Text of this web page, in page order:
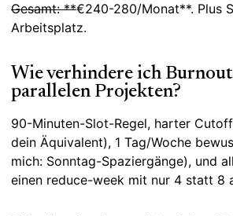
Gesamt: **€240-280/Monat**. Plus
Arbeitsplatz.
Wie verhindere ich
parallelen Projekten?
90-Minuten-Slot-Regel, harter
dein Äquivalent), 1 Tag/Woche
mich: Sonntag-Spaziergänge), und
einen reduce-week mit nur 4 statt 8